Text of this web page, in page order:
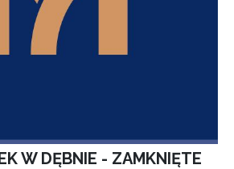
W DĘBNIE - ZAMKNIĘTE